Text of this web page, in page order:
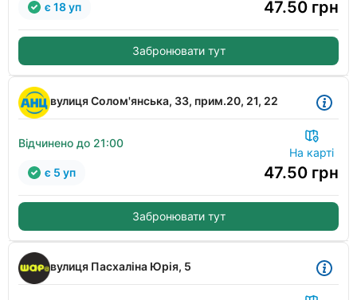
47.50 грн
є 18 уп
Забронювати тут
вулиця Солом'янська, 33, прим.20, 21, 22
Відчинено до 21:00
На карті
47.50 грн
є 5 уп
Забронювати тут
вулиця Пасхаліна Юрія, 5